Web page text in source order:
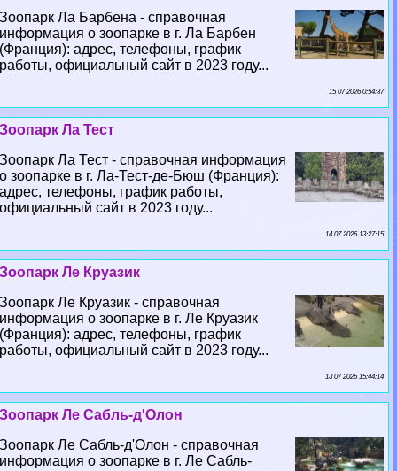
Зоопарк Ла Барбена - справочная
информация о зоопарке в г. Ла Барбен
(Франция): адрес, телефоны, график
работы, официальный сайт в 2023 году...
15 07 2026 0:54:37
Зоопарк Ла Тест
Зоопарк Ла Тест - справочная информация
о зоопарке в г. Ла-Тест-де-Бюш (Франция):
адрес, телефоны, график работы,
официальный сайт в 2023 году...
14 07 2026 13:27:15
Зоопарк Ле Круазик
Зоопарк Ле Круазик - справочная
информация о зоопарке в г. Ле Круазик
(Франция): адрес, телефоны, график
работы, официальный сайт в 2023 году...
13 07 2026 15:44:14
Зоопарк Ле Сабль-д'Олон
Зоопарк Ле Сабль-д'Олон - справочная
информация о зоопарке в г. Ле Сабль-